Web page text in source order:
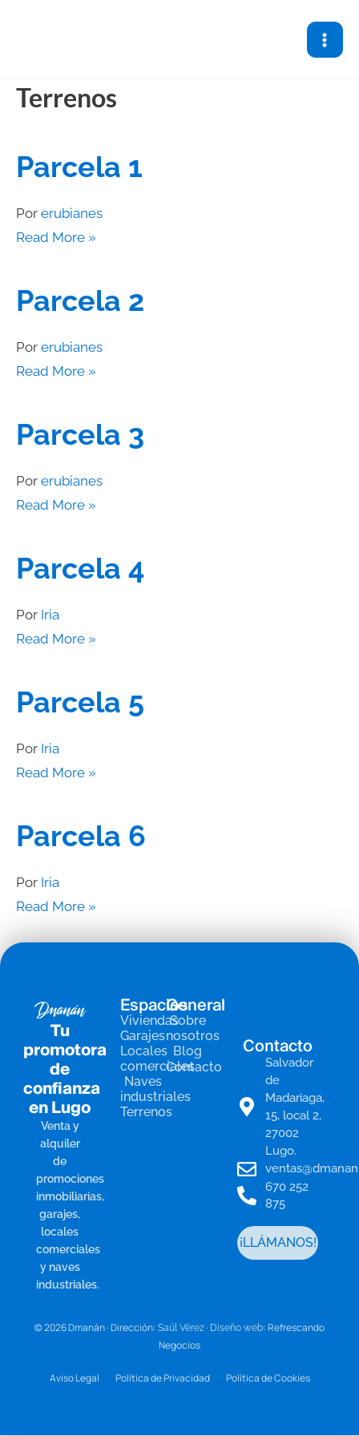
Terrenos
Parcela 1
Por erubianes
Read More »
Parcela 2
Por erubianes
Read More »
Parcela 3
Por erubianes
Read More »
Parcela 4
Por Iria
Read More »
Parcela 5
Por Iria
Read More »
Parcela 6
Por Iria
Read More »
Tu
promotora
de
confianza
en Lugo
Venta y
alquiler
de
promociones
inmobiliarias,
garajes,
locales
comerciales
y naves
industriales.
Espacios
Viviendas
Garajes
Locales
comerciales
Naves
industriales
Terrenos
General
Sobre
nosotros
Blog
Contacto
Contacto
Salvador
de
Madariaga,
15, local 2,
27002
Lugo.
670 252
875
¡LLÁMANOS!
© 2026 Dmanán · Dirección: Saúl Vérez· Diseño web: Refrescando
Negocios
Aviso Legal Política de Privacidad Política de Cookies